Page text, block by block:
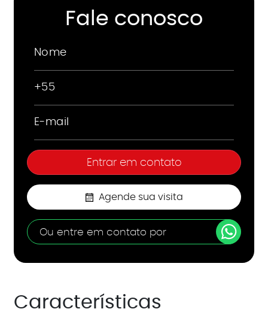
Fale conosco
Agende sua visita
Ou entre em contato por
Características